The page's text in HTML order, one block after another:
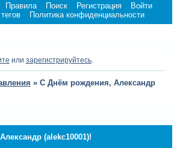
Правила Поиск Регистрация
Войти
Политика конфиденциальности
или зарегистрируйтесь.
» С Днём рождения, Александр
(alekc10001)!